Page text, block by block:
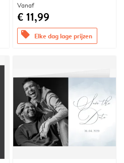
Vanaf
€ 11,99
offers Elke dag lage prijzen